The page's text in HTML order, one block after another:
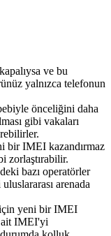
ve bu
yalnızca telefonun
önceliğini daha
gibi vakaları
bir IMEI kazandırmaz
zorlaştırabilir.
bazı operatörler
arenada
için yeni bir IMEI
ait IMEI'yi